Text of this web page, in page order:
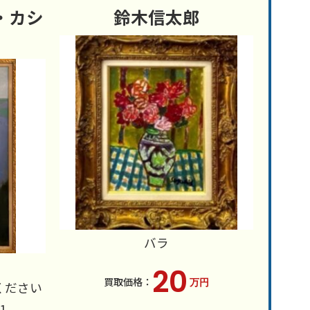
カシ
ださい
鈴木信太郎
バラ
20 万円